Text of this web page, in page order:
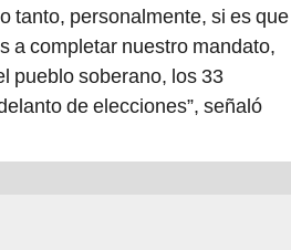
tanto, personalmente, si es que
a completar nuestro mandato,
pueblo soberano, los 33
de elecciones”, señaló